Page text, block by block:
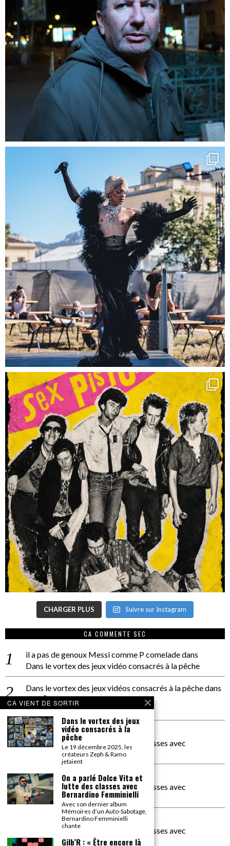
CHARGER PLUS Suivre sur Instagram
CA COMMENTE SEC
il a pas de genoux Messi comme P comeladedans
Dans le vortex des jeux vidéo consacrés à la pêche
Dans le vortex des jeux vidéos consacrés à la pêchedans
PACÔME THIELLEMENT
La séance d’Hip Gnose
La Patrie
dans
On a parlé Dolce Vita et lutte des classes avec
Bernardino Femminielli
carte noire negra à l'o tiededans
On a parlé Dolce Vita et lutte des classes avec
Bernardino Femminielli
moise et son mascarédans
On a parlé Dolce Vita et lutte des classes avec
Bernardino Femminielli
CA VIENT DE SORTIR
Dans le vortex des jeux
vidéo consacrés à la
pêche
Le 19 décembre 2025, les
créateurs Zeph & Ramo
jetaient
On a parlé Dolce Vita et
lutte des classes avec
Bernardino Femminielli
Avec son dernier album
Mémoires d’un Auto-Sabotage,
Bernardino Femminielli
chante
Gilb’R : « Être encore là